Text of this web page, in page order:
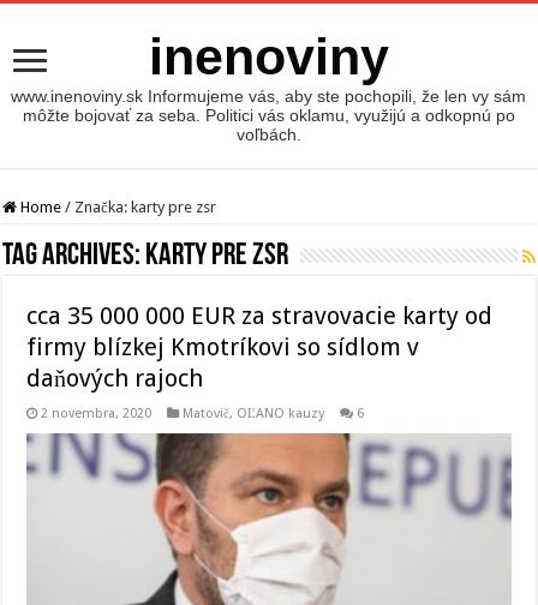
inenoviny
www.inenoviny.sk Informujeme vás, aby ste pochopili, že len vy sám
môžte bojovať za seba. Politici vás oklamu, využijú a odkopnú po
voľbách.
Home / Značka: karty pre zsr
Tag Archives: karty pre zsr
cca 35 000 000 EUR za stravovacie karty od
firmy blízkej Kmotríkovi so sídlom v
daňových rajoch
2 novembra, 2020 Matovič, OĽANO kauzy 6